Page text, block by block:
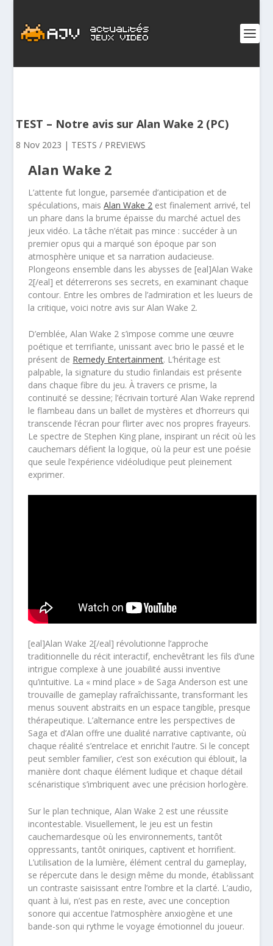
TEST – Notre avis sur Alan Wake 2 (PC)
8 Nov 2023 | TESTS / PREVIEWS
Alan Wake 2
L’attente fut longue, parsemée d’anticipation et de
spéculations, maisAlan Wake 2 est finalement arrivé, tel
un phare dans la brume épaisse du marché actuel des
jeux vidéo. La tâche n’était pas mince : succéder à un
premier opus qui a marqué son époque par son
atmosphère unique et sa narration audacieuse.
Plongeons ensemble dans les abysses de [eal]Alan Wake
2[/eal] et déterrerons ses secrets, en examinant chaque
contour. Entre les ombres de l’admiration et les lueurs de
la critique, voici notre avis sur Alan Wake 2.
D’emblée, Alan Wake 2 s’impose comme une œuvre
poétique et terrifiante, unissant avec brio le passé et le
présent de Remedy Entertainment. L’héritage est
palpable, la signature du studio finlandais est présente
dans chaque fibre du jeu. À travers ce prisme, la
continuité se dessine; l’écrivain torturé Alan Wake reprend
le flambeau dans un ballet de mystères et d’horreurs qui
transcende l’écran pour flirter avec nos propres frayeurs.
Le spectre de Stephen King plane, inspirant un récit où les
cauchemars défient la logique, où la peur est une poésie
que seule l’expérience vidéoludique peut pleinement
exprimer.
[eal]Alan Wake 2[/eal] révolutionne l’approche
traditionnelle du récit interactif, enchevêtrant les fils d’une
intrigue complexe à une jouabilité aussi inventive
qu’intuitive. La « mind place » de Saga Anderson est une
trouvaille de gameplay rafraîchissante, transformant les
menus souvent abstraits en un espace tangible, presque
thérapeutique. L’alternance entre les perspectives de
Saga et d’Alan offre une dualité narrative captivante, où
chaque réalité s’entrelace et enrichit l’autre. Si le concept
peut sembler familier, c’est son exécution qui éblouit, la
manière dont chaque élément ludique et chaque détail
scénaristique s’imbriquent avec une précision horlogère.
Sur le plan technique, Alan Wake 2 est une réussite
incontestable. Visuellement, le jeu est un festin
cauchemardesque où les environnements, tantôt
oppressants, tantôt oniriques, captivent et horrifient.
L’utilisation de la lumière, élément central du gameplay,
se répercute dans le design même du monde, établissant
un contraste saisissant entre l’ombre et la clarté. L’audio,
quant à lui, n’est pas en reste, avec une conception
sonore qui accentue l’atmosphère anxiogène et une
bande-son qui rythme le voyage émotionnel du joueur.